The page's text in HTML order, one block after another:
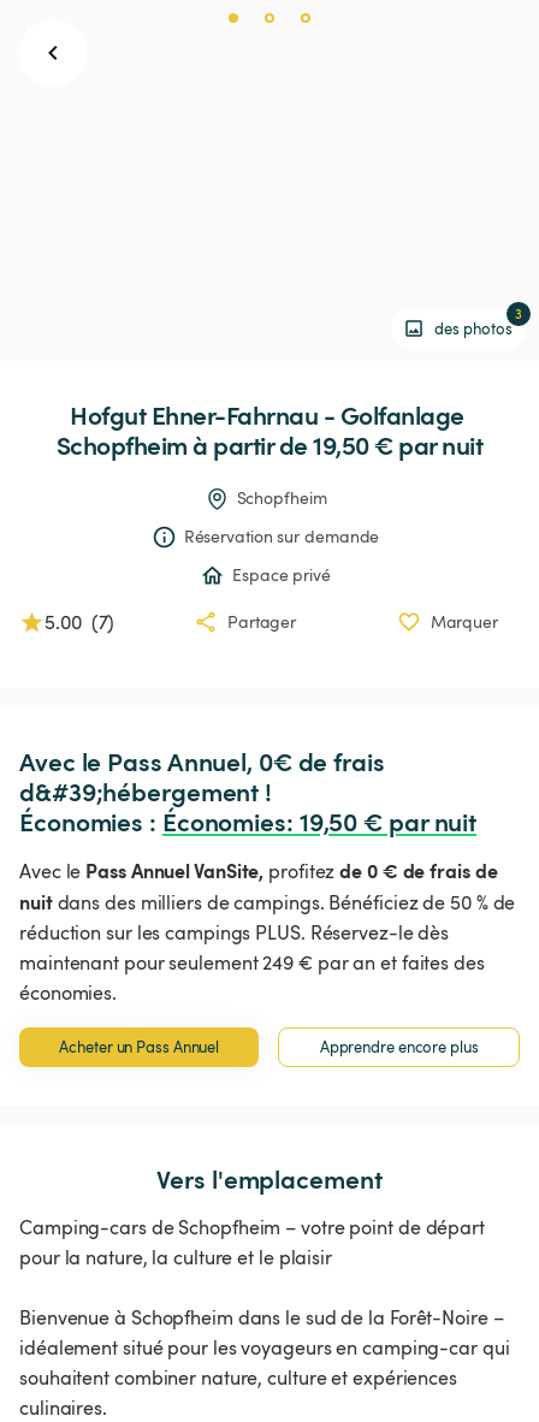
des photos
3
Hofgut Ehner-Fahrnau - Golfanlage
Schopfheim à partir de 19,50 € par nuit
Schopfheim
Réservation sur demande
Espace privé
5.00 (7) Partager Marquer
Avec le Pass Annuel, 0€ de frais
d&#39;hébergement !
Économies : Économies: 19,50 € par nuit
Avec le Pass Annuel VanSite, profitezde 0 € de frais de
nuitdans des milliers de campings. Bénéficiez de 50 % de
réduction sur les campings PLUS. Réservez-le dès
maintenant pour seulement 249 € par an et faites des
économies.
Acheter un Pass Annuel Apprendre encore plus
Vers l'emplacement
Camping-cars de Schopfheim – votre point de départ
pour la nature, la culture et le plaisir
Bienvenue à Schopfheim dans le sud de la Forêt-Noire –
idéalement situé pour les voyageurs en camping-car qui
souhaitent combiner nature, culture et expériences
culinaires.